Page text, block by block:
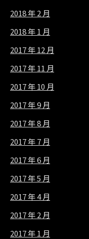
2018 年 2 月
2018 年 1 月
2017 年 12 月
2017 年 11 月
2017 年 10 月
2017 年 9 月
2017 年 8 月
2017 年 7 月
2017 年 6 月
2017 年 5 月
2017 年 4 月
2017 年 2 月
2017 年 1 月